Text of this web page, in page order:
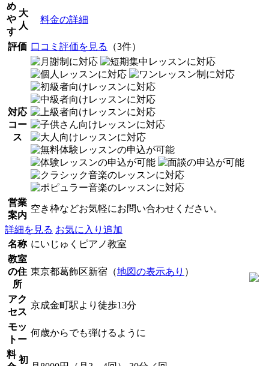
め
や
す
大
人
料金の詳細
評価 口コミ評価を見る （3件）
対応
コー
ス
営業
案内
空き枠などお気軽にお問い合わせください。
詳細を見る お気に入り追加
名称 にいじゅくピアノ教室
教室
の住
所
東京都葛飾区新宿（地図の表示あり ）
アク
セス
京成金町駅より徒歩13分
モッ
トー
何歳からでも弾けるように
料
初